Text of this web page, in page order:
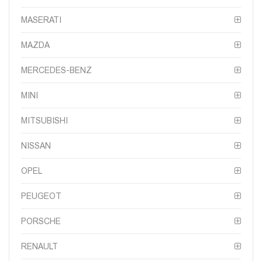
MASERATI
MAZDA
MERCEDES-BENZ
MINI
MITSUBISHI
NISSAN
OPEL
PEUGEOT
PORSCHE
RENAULT